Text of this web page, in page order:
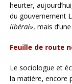
heurter,
du gouvernement
libéral», mais
Feuille de route
Le sociologue et
la matière, encore